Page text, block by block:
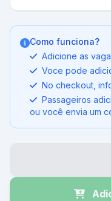
Como funciona?
Adicione as
Voce pode
No checkout,
Passageiros
ou você envia um